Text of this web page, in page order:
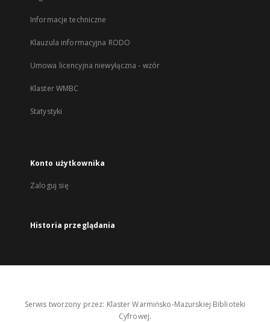
Informacje techniczne
Klauzula informacyjna RODO
Umowa licencyjna niewyłączna - wzór
Klaster WMBC
Statystyki
Konto użytkownika
Zaloguj się
Historia przeglądania
Serwis tworzony przez: Klaster Warmińsko-Mazurskiej Biblioteki
Cyfrowej.